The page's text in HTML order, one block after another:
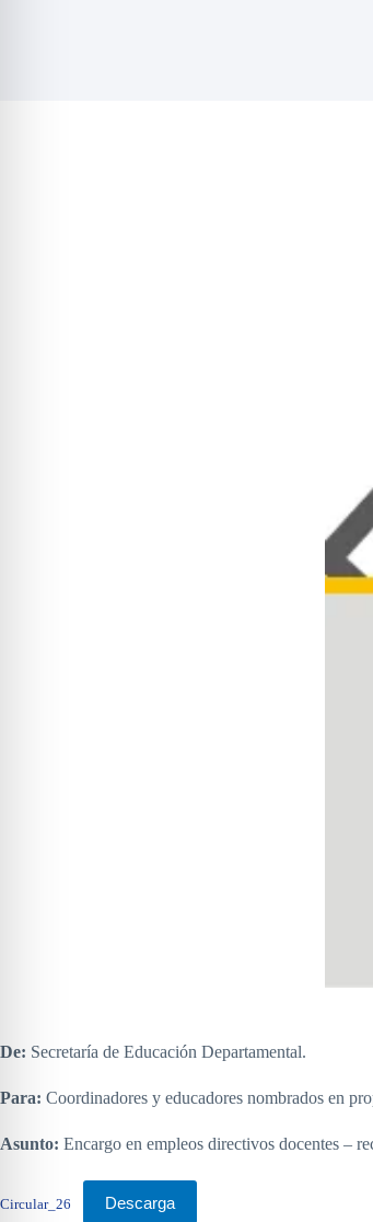
De: Secretaría de Educación Departamental.
Para: Coordinadores y educadores nombrados en
Asunto: Encargo en empleos directivos docentes –
Circular_26 Descarga